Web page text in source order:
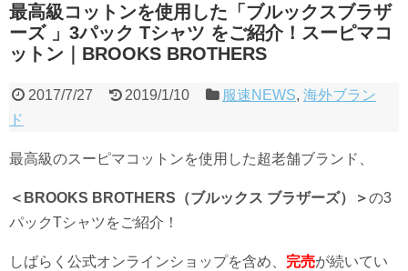
最高級コットンを使用した「ブルックスブラザ
ーズ 」3パック Tシャツ をご紹介！スーピマコ
ットン｜BROOKS BROTHERS
2017/7/27 2019/1/10 服速NEWS,海外ブラン
ド
最高級のスーピマコットンを使用した超老舗ブランド、
＜BROOKS BROTHERS（ブルックス ブラザーズ）＞の3
パックTシャツをご紹介！
しばらく公式オンラインショップを含め、 完売が続いてい